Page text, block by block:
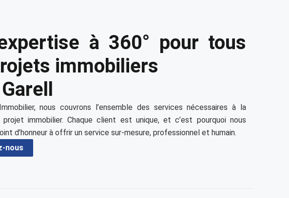
à 360° pour tous
immobiliers
nous couvrons l’ensemble des services nécessaires à la
projet immobilier. Chaque client est unique, et c’est pourquoi nous
d’honneur à offrir un service sur-mesure, professionnel et humain.
nous